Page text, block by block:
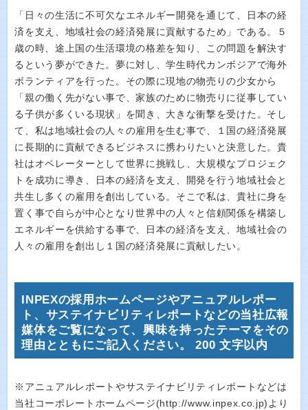
「日々の生活に不可欠なエネルギー開発を通じて、日本の経
済を支え、地域社会の経済発展に貢献するため」である。５
歳の時、途上国の生活環境の格差を知り、この問題を解決す
るという夢ができた。夢に対し、学生時代カンボジアで海外
ボランティアを行った。その際に現地の物売りの少女から
「親の働く先がない事で、家族のために物売りに従事してい
る子供が多くいる現状」を聞き、大きな衝撃を受けた。そし
て、私は地域社会の人々の雇用を生む事で、１国の経済発展
に長期的に貢献できるビジネスに携わりたいと決意した。貴
社はオペレーターとして世界に挑戦し、大規模なプロジェク
トを成功に導き、日本の経済を支え、開発を行う地域社会と
共生し多くの雇用を創出している。そこで私は、貴社に身を
置く事で自らが中心となり世界中の人々と信頼関係を構築し
エネルギーを供給する事で、日本の経済を支え、地域社会の
人々の雇用を創出し１国の経済発展に貢献したい。
INPEXの採用ホームページやアニュアルレポー
ト、サステイナビリティレポートなどの当社広報
媒体をご覧になって、興味を持ったテーマをその
理由とともにご記入ください。 200 文字以内
※アニュアルレポートやサステイナビリティレポートなどは
当社コーポレートホームページ(http://www.inpex.co.jp)より